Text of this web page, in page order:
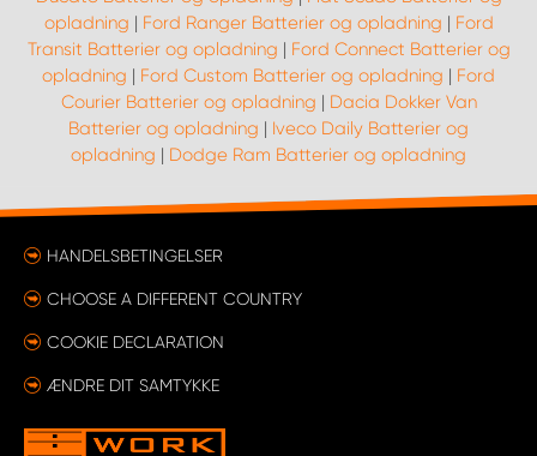
opladning | Ford Ranger Batterier og opladning | Ford
Transit Batterier og opladning | Ford Connect Batterier og
opladning | Ford Custom Batterier og opladning | Ford
Courier Batterier og opladning | Dacia Dokker Van
Batterier og opladning | Iveco Daily Batterier og
opladning | Dodge Ram Batterier og opladning
HANDELSBETINGELSER
CHOOSE A DIFFERENT COUNTRY
COOKIE DECLARATION
ÆNDRE DIT SAMTYKKE